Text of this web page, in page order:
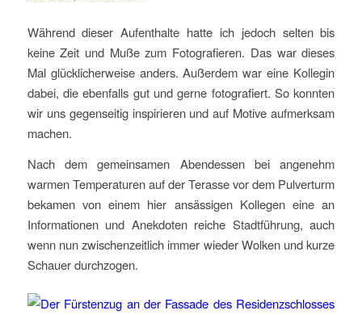
Während dieser Aufenthalte hatte ich jedoch selten bis
keine Zeit und Muße zum Fotografieren. Das war dieses
Mal glücklicherweise anders. Außerdem war eine Kollegin
dabei, die ebenfalls gut und gerne fotografiert. So konnten
wir uns gegenseitig inspirieren und auf Motive aufmerksam
machen.
Nach dem gemeinsamen Abendessen bei angenehm
warmen Temperaturen auf der Terasse vor dem Pulverturm
bekamen von einem hier ansässigen Kollegen eine an
Informationen und Anekdoten reiche Stadtführung, auch
wenn nun zwischenzeitlich immer wieder Wolken und kurze
Schauer durchzogen.